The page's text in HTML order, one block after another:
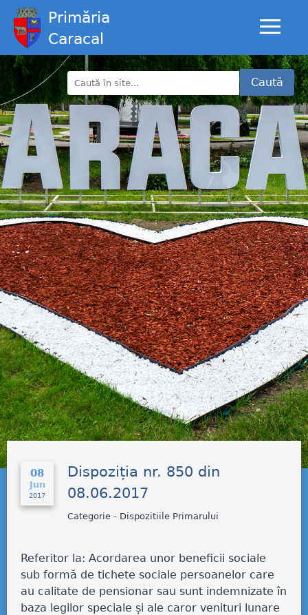
Primăria
Caracal
Caută
08
Jun
2017
Dispoziția nr. 850 din
08.06.2017
Categorie - Dispozitiile Primarului
Referitor la: Acordarea unor beneficii sociale
sub formă de tichete sociale persoanelor care
au calitate de pensionar sau sunt indemnizate în
baza legilor speciale și ale caror venituri lunare